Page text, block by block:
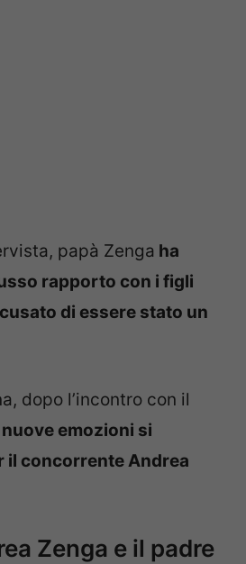
papà Zenga ha
rapporto con i figli
di essere stato un
dopo l’incontro con il
nuove emozioni si
il concorrente Andrea
Zenga e il padre